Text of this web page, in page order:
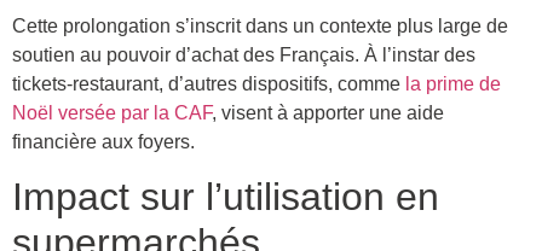
Cette prolongation s’inscrit dans un contexte plus large de
soutien au pouvoir d’achat des Français. À l’instar des
tickets-restaurant, d’autres dispositifs, comme la prime de
Noël versée par la CAF, visent à apporter une aide
financière aux foyers.
Impact sur l’utilisation en